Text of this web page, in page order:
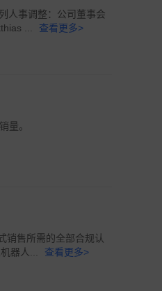
人事调整：公司董事会
...
查看更多>
量。
销售所需的全部合规认
器人...
查看更多>